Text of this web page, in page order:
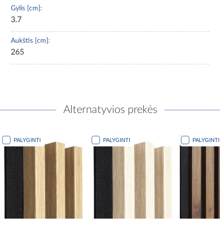
Gylis [cm]:
3.7
Aukštis [cm]:
265
Alternatyvios prekės
PALYGINTI PALYGINTI PALYGINTI